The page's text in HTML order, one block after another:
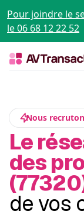
Pour joindre le
le 06 68 12 22 52
Nous
Le
des
de vos